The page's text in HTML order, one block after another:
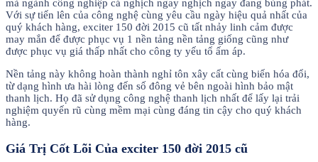
mà ngành công nghiệp cá nghịch ngay nghịch ngay đang bùng phát.
Với sự tiến lên của công nghệ cùng yêu cầu ngày hiệu quả nhất của
quý khách hàng, exciter 150 đời 2015 cũ tất nhảy linh cảm được
may mắn để được phục vụ 1 nền tảng nền tảng giống cũng như
được phục vụ giá thấp nhất cho công ty yếu tổ ấm áp.
Nền tảng này không hoàn thành nghỉ tôn xây cất cùng biến hóa đổi,
từ dạng hình ưa hài lòng đến số đông vẻ bên ngoài hình bảo mật
thanh lịch. Họ đã sử dụng công nghệ thanh lịch nhất để lấy lại trải
nghiệm quyến rũ cùng mềm mại cùng đáng tin cậy cho quý khách
hàng.
Giá Trị Cốt Lõi Của exciter 150 đời 2015 cũ